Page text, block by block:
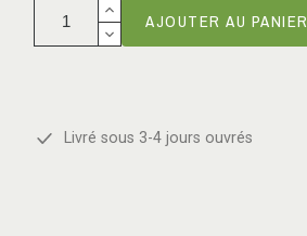
AJOUTER AU PANIER
Livré sous 3-4 jours ouvrés